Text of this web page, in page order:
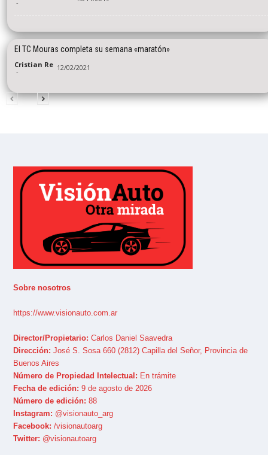
-
El TC Mouras completa su semana «maratón»
Cristian Re
- 12/02/2021
Sobre nosotros
https://www.visionauto.com.ar
Director/Propietario: Carlos Daniel Saavedra
Dirección: José S. Sosa 660 (2812) Capilla del Señor, Provincia de
Buenos Aires
Número de Propiedad Intelectual: En trámite
Fecha de edición: 9 de agosto de 2026
Número de edición: 88
Instagram: @visionauto_arg
Facebook: /visionautoarg
Twitter: @visionautoarg